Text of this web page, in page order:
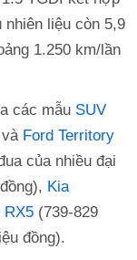
nhiên liệu còn 5,9
1.250 km/lần
các mẫu SUV
Ford Territory
của nhiều đại
Kia
RX5 (739-829
đồng).